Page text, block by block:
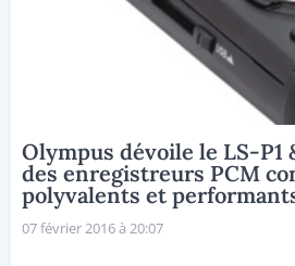
Olympus dévoile le LS-P1
des enregistreurs PCM
polyvalents et
07 février 2016 à 20:07